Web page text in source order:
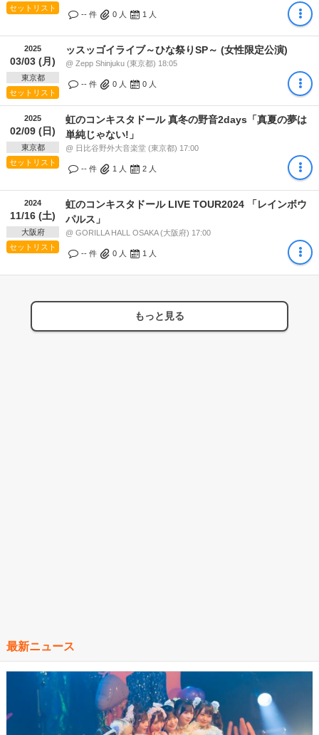
セットリスト
-- 件 0 人 1 人
2025
03/03 (月)
東京都
セットリスト
ッスッゴイライブ～ひな祭りSP～ (女性限定公演)
@ Zepp Shinjuku (東京都) 18:05
-- 件 0 人 0 人
2025
02/09 (日)
東京都
セットリスト
虹のコンキスタドール 真冬の野音2days「真夏の夢は
単純じゃない!」
@ 日比谷野外大音楽堂 (東京都) 17:00
-- 件 1 人 2 人
2024
11/16 (土)
大阪府
セットリスト
虹のコンキスタドール LIVE TOUR2024 「レインボウ
パルス」
@ GORILLA HALL OSAKA (大阪府) 17:00
-- 件 0 人 1 人
もっと見る
最新ニュース